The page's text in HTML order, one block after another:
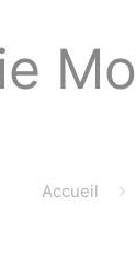
Accueil